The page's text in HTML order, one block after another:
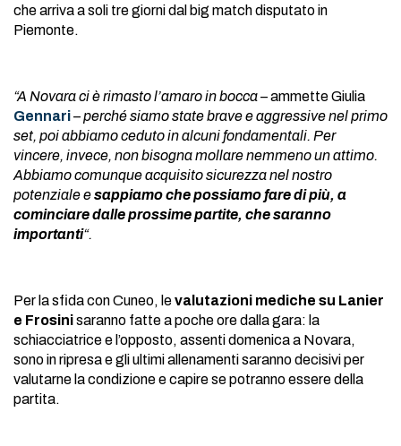
che arriva a soli tre giorni dal big match disputato in
Piemonte.
“A Novara ci è rimasto l’amaro in bocca– ammette Giulia
Gennari–perché siamo state brave e aggressive nel primo
set, poi abbiamo ceduto in alcuni fondamentali. Per
vincere, invece, non bisogna mollare nemmeno un attimo.
Abbiamo comunque acquisito sicurezza nel nostro
potenziale esappiamo che possiamo fare di più, a
cominciare dalle prossime partite, che saranno
importanti“.
Per la sfida con Cuneo, levalutazioni mediche su Lanier
e Frosinisaranno fatte a poche ore dalla gara: la
schiacciatrice e l’opposto, assenti domenica a Novara,
sono in ripresa e gli ultimi allenamenti saranno decisivi per
valutarne la condizione e capire se potranno essere della
partita.